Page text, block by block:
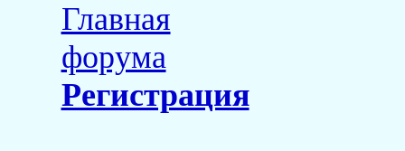
Главная
форума
Регистрация